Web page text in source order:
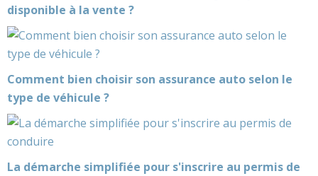
disponible à la vente ?
Comment bien choisir son assurance auto selon le
type de véhicule ?
La démarche simplifiée pour s'inscrire au permis de